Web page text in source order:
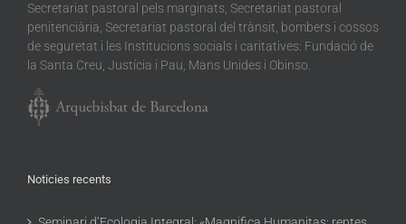
Secretariat pastoral pels marginats, Secretariat pastoral
penitenciària, Secretariat pastoral del trànsit, bombers i cossos
de seguretat i les Institucions socials i caritatives: Fundació de
la Santa Creu, Justícia i Pau, Mans Unides i Obinso.
Noticies recents